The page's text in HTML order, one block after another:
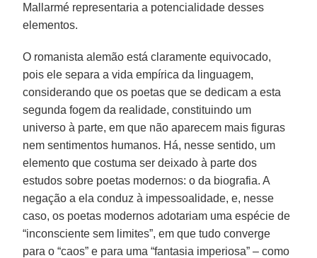
Mallarmé representaria a potencialidade desses
elementos.
O romanista alemão está claramente equivocado,
pois ele separa a vida empírica da linguagem,
considerando que os poetas que se dedicam a esta
segunda fogem da realidade, constituindo um
universo à parte, em que não aparecem mais figuras
nem sentimentos humanos. Há, nesse sentido, um
elemento que costuma ser deixado à parte dos
estudos sobre poetas modernos: o da biografia. A
negação a ela conduz à impessoalidade, e, nesse
caso, os poetas modernos adotariam uma espécie de
“inconsciente sem limites”, em que tudo converge
para o “caos” e para uma “fantasia imperiosa” – como